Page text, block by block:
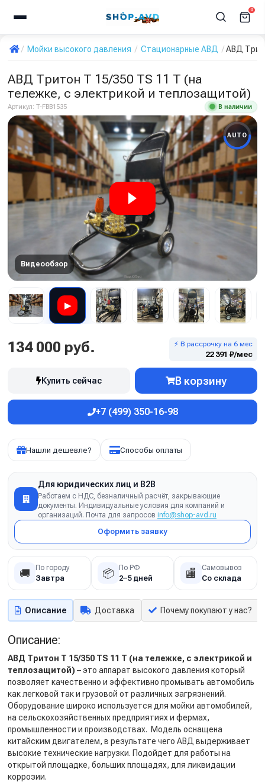
0
Мойки высокого давления Стационарные АВД АВД
АВД Тритон T 15/350 TS 11 T (на
тележке, с электрикой и теплозащитой)
Артикул: T-FBB1535 В наличии
Видеообзор
AUTO
▶
134 000 руб. ⚡ В рассрочку на 6 мес
22 391 ₽/мес
Купить сейчас В корзину
+7 (499) 350-16-98
Нашли дешевле? Способы оплаты
Для юридических лиц и B2B
Работаем с НДС, безналичный расчёт, закрывающие
документы. Индивидуальные условия для компаний и
организаций. Почта для запросов info@shop-avd.ru
Оформить заявку
🚚 По городу
Завтра 📦 По РФ
2–5 дней 🏬 Самовывоз
Со склада
Описание Доставка Почему покупают у нас?
Описание:
АВД Тритон T 15/350 TS 11 T (на тележке, с электрикой и
теплозащитой) – это аппарат высокого давления который
позволяет качественно и эффективно промывать автомобиль
как легковой так и грузовой от различных загрязнений.
Оборудование широко используется для мойки автомобилей,
на сельскохозяйственных предприятиях и фермах,
промышленности и производствах. Модель оснащена
китайским двигателем, в результате чего АВД выдерживает
высокие технические нагрузки. Подойдет для работы на
открытой площадке, больших площадях, для ликвидации
коррозии.